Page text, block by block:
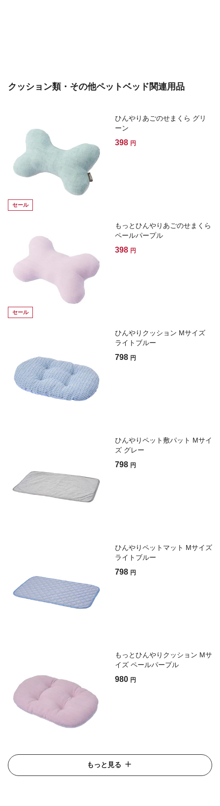
クッション類・その他ペットベッド関連用品
セール
ひんやりあごのせまくら グリ
ーン
398 円
セール
もっとひんやりあごのせまくら
ペールパープル
398 円
ひんやりクッション Mサイズ
ライトブルー
798 円
ひんやりペット敷パット Mサイ
ズ グレー
798 円
ひんやりペットマット Mサイズ
ライトブルー
798 円
もっとひんやりクッション Mサ
イズ ペールパープル
980 円
もっと見る